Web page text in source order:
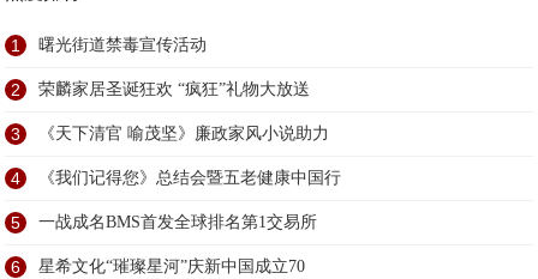
1 曙光街道禁毒宣传活动
2 荣麟家居圣诞狂欢 “疯狂”礼物大放送
3 《天下清官 喻茂坚》廉政家风小说助力
4 《我们记得您》总结会暨五老健康中国行
5 一战成名BMS首发全球排名第1交易所
6 星希文化“璀璨星河”庆新中国成立70